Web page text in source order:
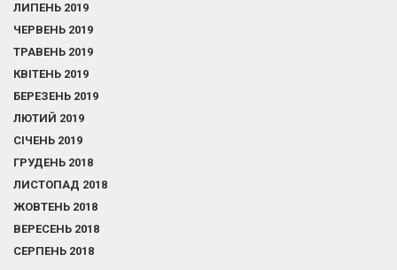
ЛИПЕНЬ 2019
ЧЕРВЕНЬ 2019
ТРАВЕНЬ 2019
КВІТЕНЬ 2019
БЕРЕЗЕНЬ 2019
ЛЮТИЙ 2019
СІЧЕНЬ 2019
ГРУДЕНЬ 2018
ЛИСТОПАД 2018
ЖОВТЕНЬ 2018
ВЕРЕСЕНЬ 2018
СЕРПЕНЬ 2018